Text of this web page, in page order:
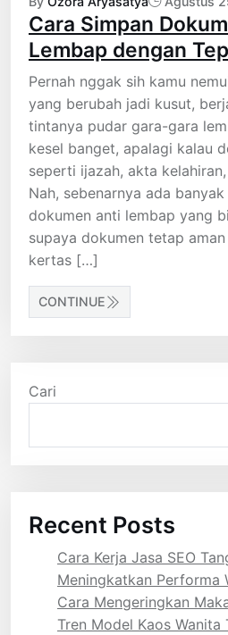
Cara Simpan
Lembap dengan
Pernah nggak sih kamu
yang berubah jadi kusut,
tintanya pudar gara-gara
kesel banget, apalagi kalau
seperti ijazah, akta
Nah, sebenarnya ada
dokumen anti lembap yang
supaya dokumen tetap
kertas […]
CONTINUE
Cari
Recent Posts
Cara Kerja Jasa SEO
Meningkatkan Performa
Cara Mengeringkan
Tren Model Kaos Wanita